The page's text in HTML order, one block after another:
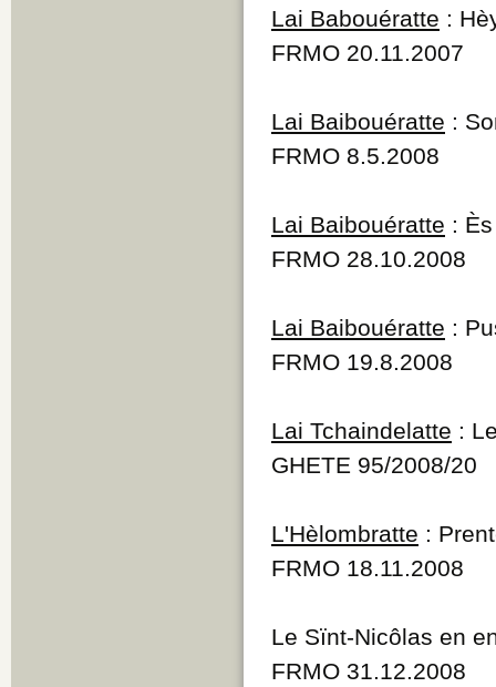
Lai Babouératte :
FRMO 20.11.2007
Lai Baibouératte :
FRMO 8.5.2008
Lai Baibouératte :
FRMO 28.10.2008
Lai Baibouératte :
FRMO 19.8.2008
Lai Tchaindelatte :
GHETE 95/2008/20
L'Hèlombratte :
FRMO 18.11.2008
Le Sïnt-Nicôlas en
FRMO 31.12.2008